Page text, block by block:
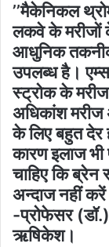
’’मैकेनिकल
लकवे के मरीजों
आधुनिक तकनीक
उपलब्ध है।
स्ट्रोक के
अधिकांश
के लिए बहुत देर
कारण इलाज भी
चाहिए कि
अन्दाज नहीं
-प्रोफेसर (डॉ.)
ऋषिकेश।